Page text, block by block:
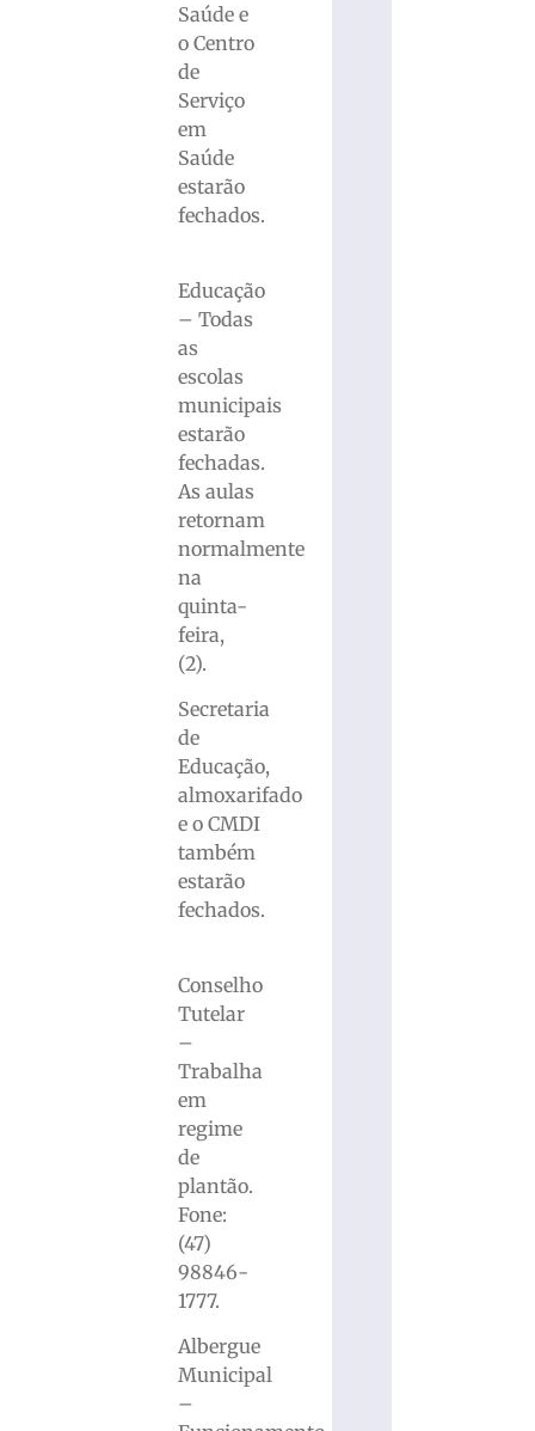
Saúde e
o Centro
de
Serviço
em
Saúde
estarão
fechados.
Educação
– Todas
as
escolas
municipais
estarão
fechadas.
As aulas
retornam
normalmente
na
quinta-
feira,
(2).
Secretaria
de
Educação,
almoxarifado
e o CMDI
também
estarão
fechados.
Conselho
Tutelar
–
Trabalha
em
regime
de
plantão.
Fone:
(47)
98846-
1777.
Albergue
Municipal
–